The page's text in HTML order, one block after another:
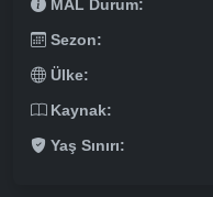
MAL Durum:
Sezon:
Ülke:
Kaynak:
Yaş Sınırı: